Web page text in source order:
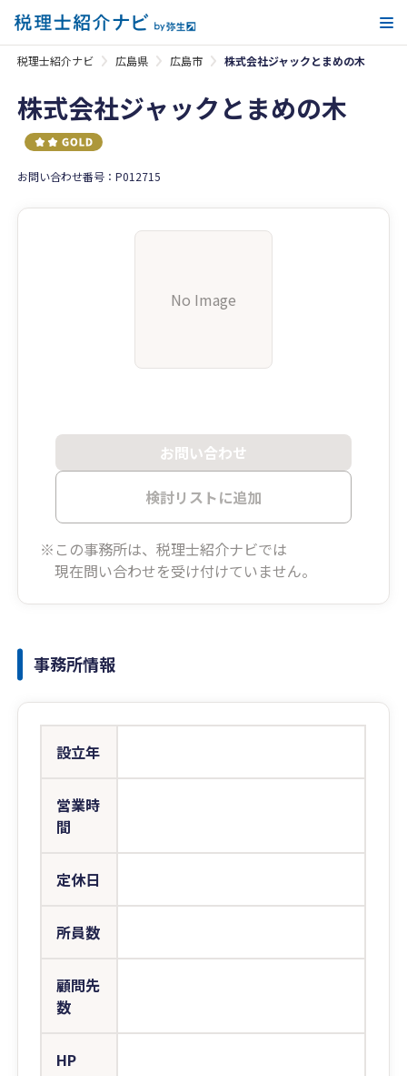
税理士紹介ナビ 広島県 広島市 株式会社ジャックとまめの木
株式会社ジャックとまめの木
お問い合わせ番号：P012715
No Image
お問い合わせ
検討リストに追加
※この事務所は、税理士紹介ナビでは
現在問い合わせを受け付けていません。
事務所情報
設立年
営業時
間
定休日
所員数
顧問先
数
HP